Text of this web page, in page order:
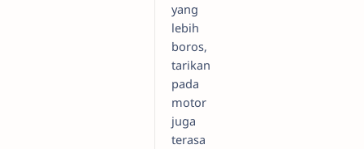
yang
lebih
boros,
tarikan
pada
motor
juga
terasa